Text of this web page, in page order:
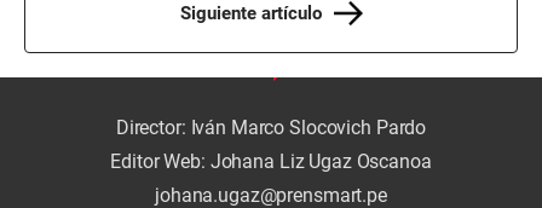
Siguiente artículo
Director: Iván Marco Slocovich Pardo
Editor Web: Johana Liz Ugaz Oscanoa
johana.ugaz@prensmart.pe